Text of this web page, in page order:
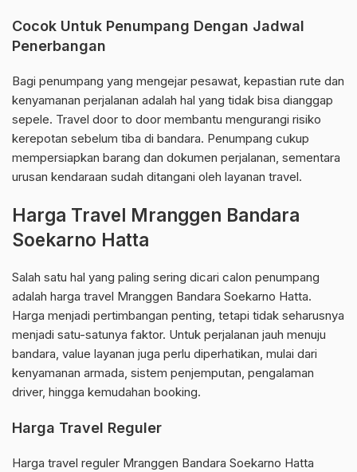
Cocok Untuk Penumpang Dengan Jadwal
Penerbangan
Bagi penumpang yang mengejar pesawat, kepastian rute dan
kenyamanan perjalanan adalah hal yang tidak bisa dianggap
sepele. Travel door to door membantu mengurangi risiko
kerepotan sebelum tiba di bandara. Penumpang cukup
mempersiapkan barang dan dokumen perjalanan, sementara
urusan kendaraan sudah ditangani oleh layanan travel.
Harga Travel Mranggen Bandara
Soekarno Hatta
Salah satu hal yang paling sering dicari calon penumpang
adalah harga travel Mranggen Bandara Soekarno Hatta.
Harga menjadi pertimbangan penting, tetapi tidak seharusnya
menjadi satu-satunya faktor. Untuk perjalanan jauh menuju
bandara, value layanan juga perlu diperhatikan, mulai dari
kenyamanan armada, sistem penjemputan, pengalaman
driver, hingga kemudahan booking.
Harga Travel Reguler
Harga travel reguler Mranggen Bandara Soekarno Hatta